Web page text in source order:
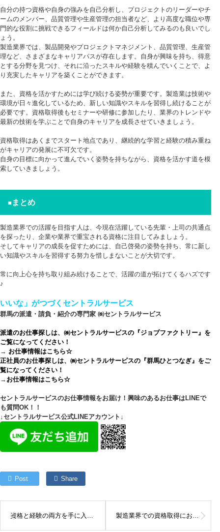
自分の持つ資格や自身の強みを自己分析し、プロジェクトのリーダーやチ
ームのメンバー、品質管理や生産管理の担当者など、より高度な職位や専
門的な役割に挑戦できるフィールドは何か自己分析してみるのも良いでし
ょう。
製造業界では、製品開発やプロジェクトマネジメント、品質管理、生産管
理など、さまざまなキャリアパスが存在します。自身が興味を持ち、得意
とする分野を見つけ、それに沿ったスキルや経験を積んでいくことで、よ
り充実したキャリアを築くことができます。
また、資格を活かすためには学び続ける姿勢が重要です。製造業は技術や
環境が日々進化しているため、新しい知識やスキルを習得し続けることが
必要です。資格取得後もセミナーや研修に参加したり、業界のトレンドや
最新の技術を学ぶことで自身のキャリアを成長させていきましょう。
資格取得はあくまでスタート地点であり、継続的な学習と経験の積み重ね
がキャリアの発展に不可欠です。
自身の目標に向かって進んでいく姿勢を持ちながら、資格を活かす道を模
索していきましょう。
■ まとめ
製造業界での活躍を目指す人は、今現在活躍している先輩・上司の共通点
を探ったり、企業や業界で重宝される資格に注目してみましょう。
そしてキャリアの成長を促すためには、自己啓発の姿勢を持ち、常に新し
い知識やスキルを習得する努力を惜しまないことが大切です。
常に向上心を持ち取り組み続けることで、活躍の道が拓けてくるハズです
♪
いいな」がつづくセントラルサービス
群馬の派遣・請負・紹介の専門家 ㈱セントラルサービス
派遣のお仕事探しは、㈱セントラルサービスの『ジョブファクトリー』を
ご覧になってください！
→ お仕事情報はこちら☆
正社員のお仕事探しは、㈱セントラルサービスの『群馬ひとつなぎ』をご
覧になってください！
→ お仕事情報はこちら☆
セントラルサービスのお仕事情報をお届け！興味のあるお仕事はLINEで
も質問OK！！
↓セントラルサービス公式LINEアカウント↓
Post Share
資格と経験の両方を手に入れる！製造業界で働くために必要なことって何？ 製造業界での資格取得における注意点とは？失敗しないためのポイント